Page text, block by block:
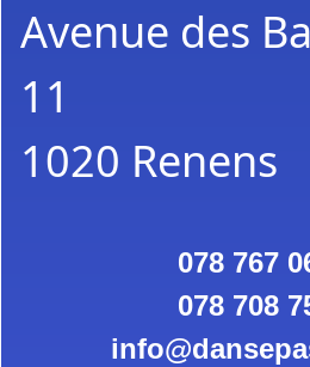
Avenue des
11
1020 Renens
078 767
078 708
info